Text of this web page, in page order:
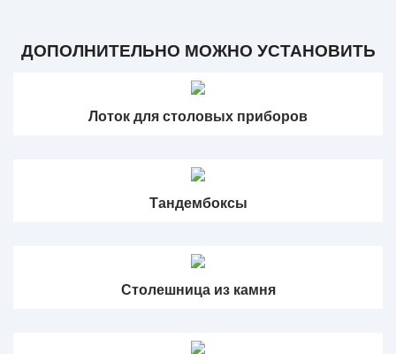
ДОПОЛНИТЕЛЬНО МОЖНО УСТАНОВИТЬ
Лоток для столовых приборов
Тандембоксы
Столешница из камня